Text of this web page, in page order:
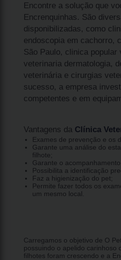
Encontre a solução que
Encrenquinhas. São
disponibilizadas, como
endoscopia em cachorro,
São Paulo, clinica popular
veterinaria dermatologia,
veterinária e cirurgias
sucesso, a empresa
competentes e em
Vantagens da Clínica
Exames de prevenção e os
Garante uma análise do
filhote;
Garante o acompanhamento
Possibilita a identificação
Faz a higienização do pet;
Permite fazer todos os
um mesmo local.
Carregamos o objetivo de O
possuindo o apelido carinhoso
filhotes foram crescendo e a